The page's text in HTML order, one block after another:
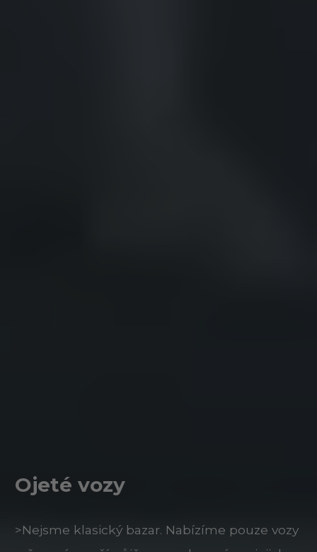
Ojeté vozy
>Nejsme klasický bazar. Nabízíme pouze vozy